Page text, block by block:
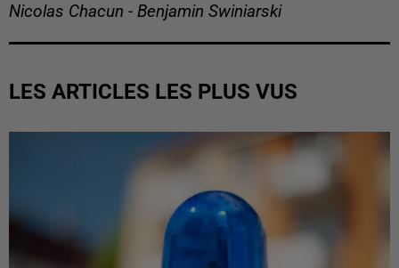
Nicolas Chacun - Benjamin Swiniarski
LES ARTICLES LES PLUS VUS